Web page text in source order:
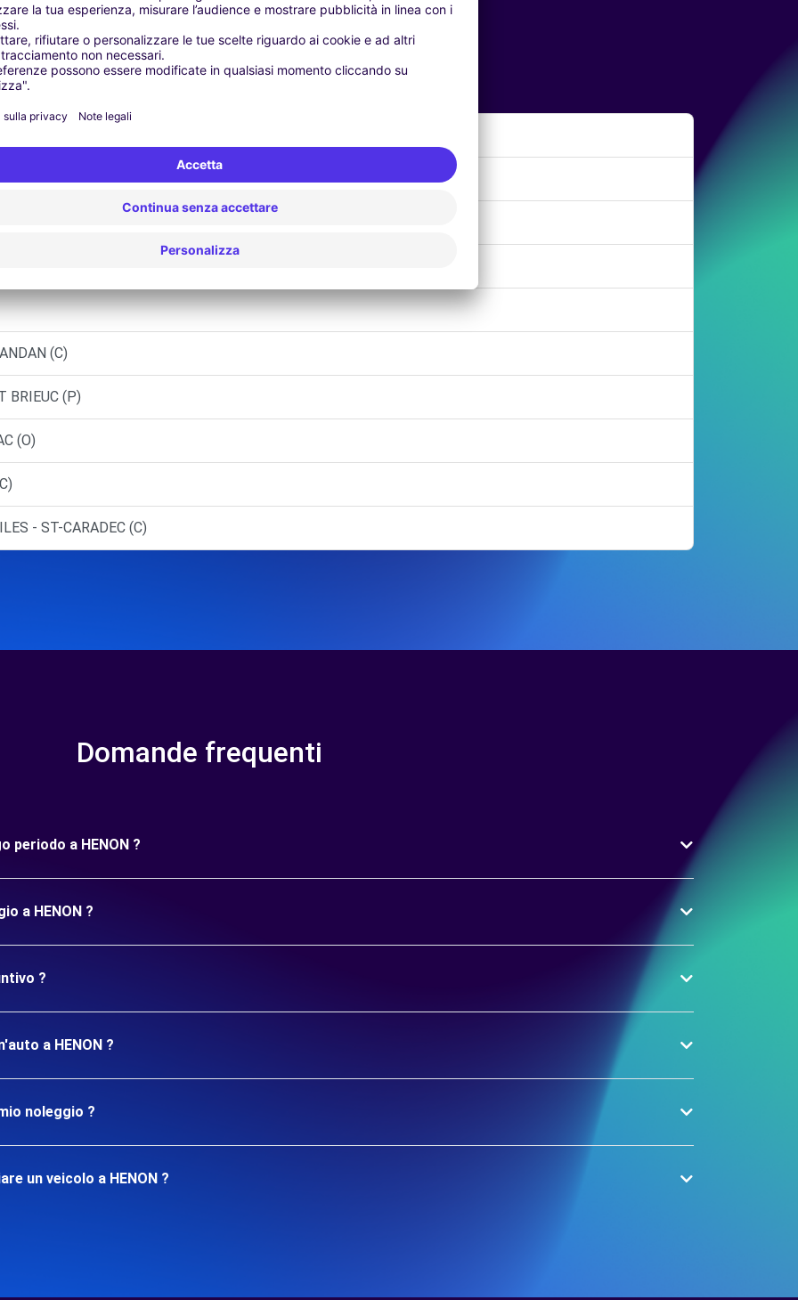
Agenzie simili
(C)
BRIEUC (P)
(O)
- ST-CARADEC (C)
Domande frequenti
periodo a HENON ?
a HENON ?
?
a HENON ?
noleggio ?
un veicolo a HENON ?